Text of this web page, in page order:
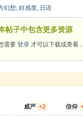
幻想, 好感度, 日语
帖子中包含更多资源
需要 登录 才可以下载或查看
威严 +2 信仰